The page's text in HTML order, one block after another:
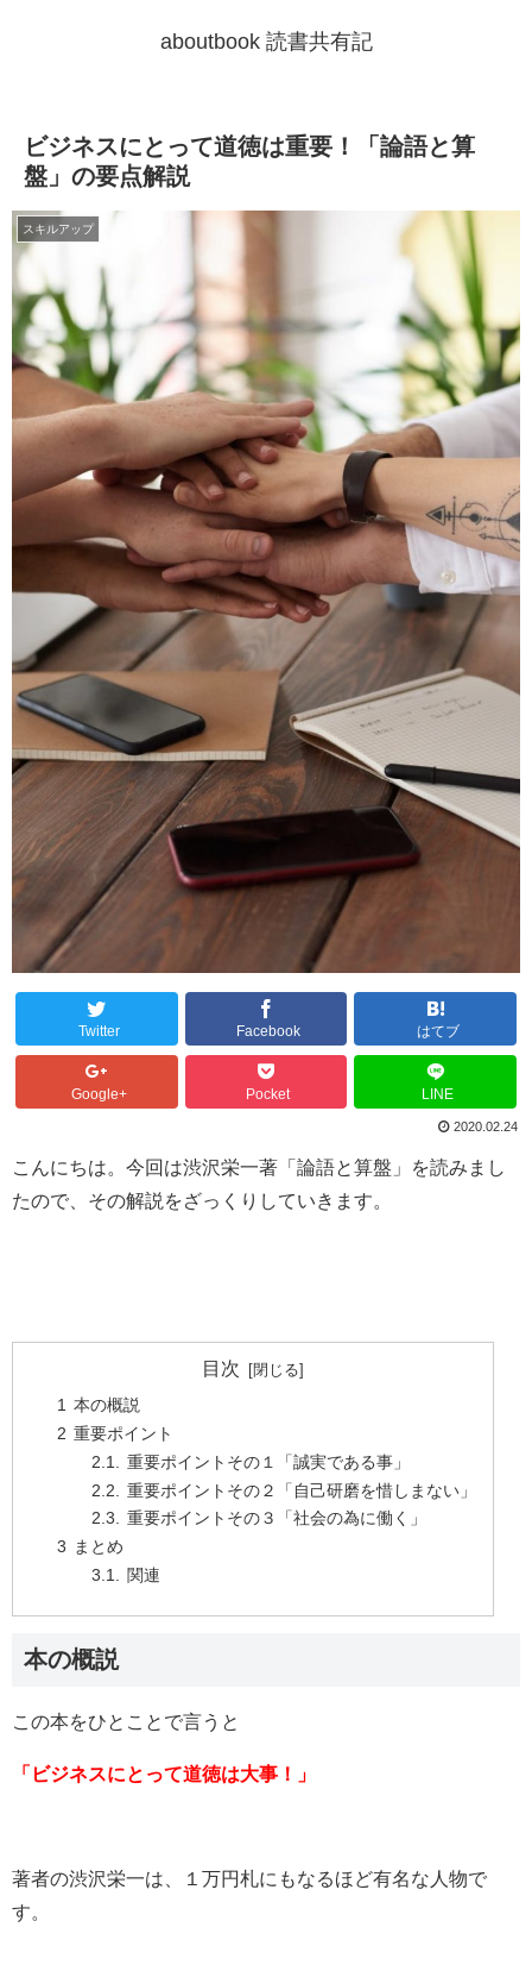
aboutbook 読書共有記
ビジネスにとって道徳は重要！「論語と算
盤」の要点解説
スキルアップ
Twitter Facebook はてブ
Google+ Pocket LINE
2020.02.24
こんにちは。今回は渋沢栄一著「論語と算盤」を読みまし
たので、その解説をざっくりしていきます。
目次
本の概説
重要ポイント
重要ポイントその１「誠実である事」
重要ポイントその２「自己研磨を惜しまない」
重要ポイントその３「社会の為に働く」
まとめ
関連
本の概説
この本をひとことで言うと
「ビジネスにとって道徳は大事！」
著者の渋沢栄一は、１万円札にもなるほど有名な人物で
す。